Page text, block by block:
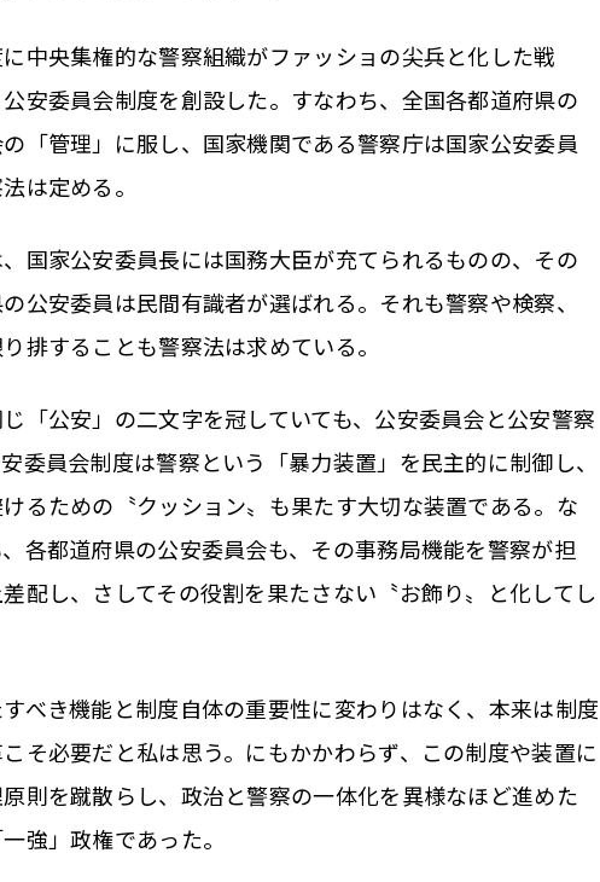
中央集権的な警察組織がファッショの尖兵と化した戦
安委員会制度を創設した。すなわち、全国各都道府県の
「管理」に服し、国家機関である警察庁は国家公安委員
は定める。
国家公安委員長には国務大臣が充てられるものの、その
公安委員は民間有識者が選ばれる。それも警察や検察、
排することも警察法は求めている。
「公安」の二文字を冠していても、公安委員会と公安警察
委員会制度は警察という「暴力装置」を民主的に制御し、
るための〝クッション〟も果たす大切な装置である。な
各都道府県の公安委員会も、その事務局機能を警察が担
配し、さしてその役割を果たさない〝お飾り〟と化してし
べき機能と制度自体の重要性に変わりはなく、本来は制度
そ必要だと私は思う。にもかかわらず、この制度や装置に
則を蹴散らし、政治と警察の一体化を異様なほど進めた
強」政権であった。